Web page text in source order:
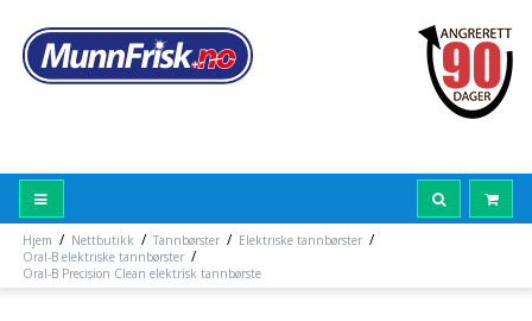
Hjem / Nettbutikk / Tannbørster / Elektriske tannbørster /
Oral-B elektriske tannbørster /
Oral-B Precision Clean elektrisk tannbørste